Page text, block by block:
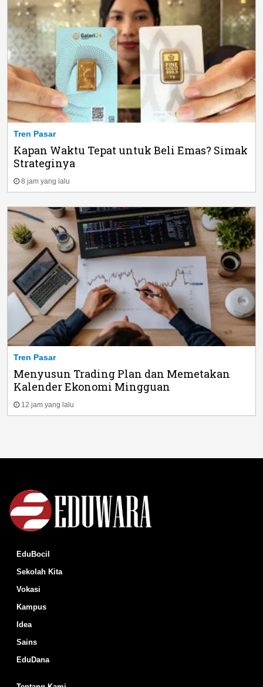
Tren Pasar
Kapan Waktu Tepat untuk Beli Emas? Simak
Strateginya
8 jam yang lalu
Tren Pasar
Menyusun Trading Plan dan Memetakan
Kalender Ekonomi Mingguan
12 jam yang lalu
EduBocil
Sekolah Kita
Vokasi
Kampus
Idea
Sains
EduDana